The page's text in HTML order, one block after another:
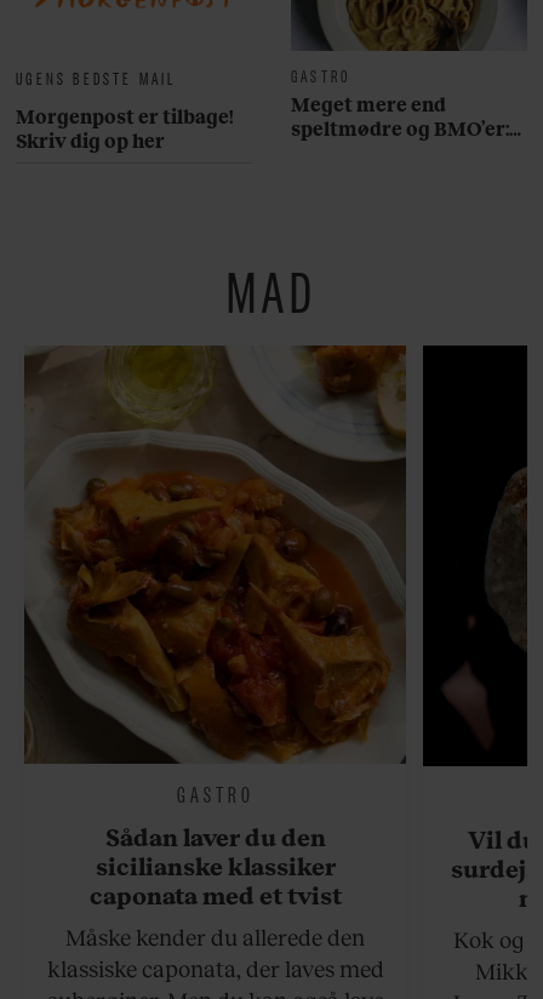
UGENS BEDSTE MAIL
Morgenpost er tilbage!
Skriv dig op her
GASTRO
Meget mere end
speltmødre og BMO’er:
MAD
GASTRO
Sådan laver du den
sicilianske klassiker
caponata med et tvist
Måske kender du allerede den
klassiske caponata, der laves med
Vil du
Kok og